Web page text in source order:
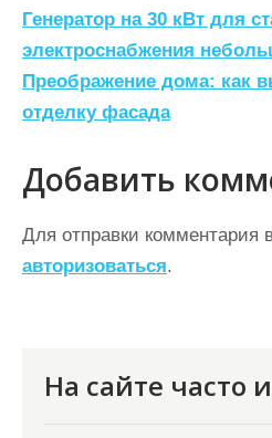
Н
а
в
и
г
а
ц
и
Генератор на 30 кВт для
электроснабжения
Преображение дома: как
отделку фасада
Добавить
Для отправки комментария
авторизоваться.
На сайте часто